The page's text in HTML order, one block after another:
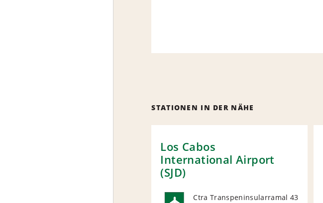
STATIONEN IN DER NÄHE
Los Cabos
International Airport
(SJD)
Ctra Transpeninsularramal 43